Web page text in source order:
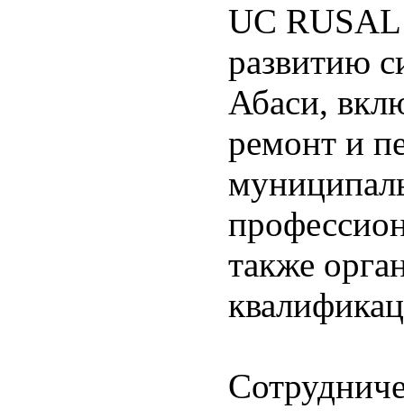
UC RUSAL
развитию
Абаси,
ремонт и
также